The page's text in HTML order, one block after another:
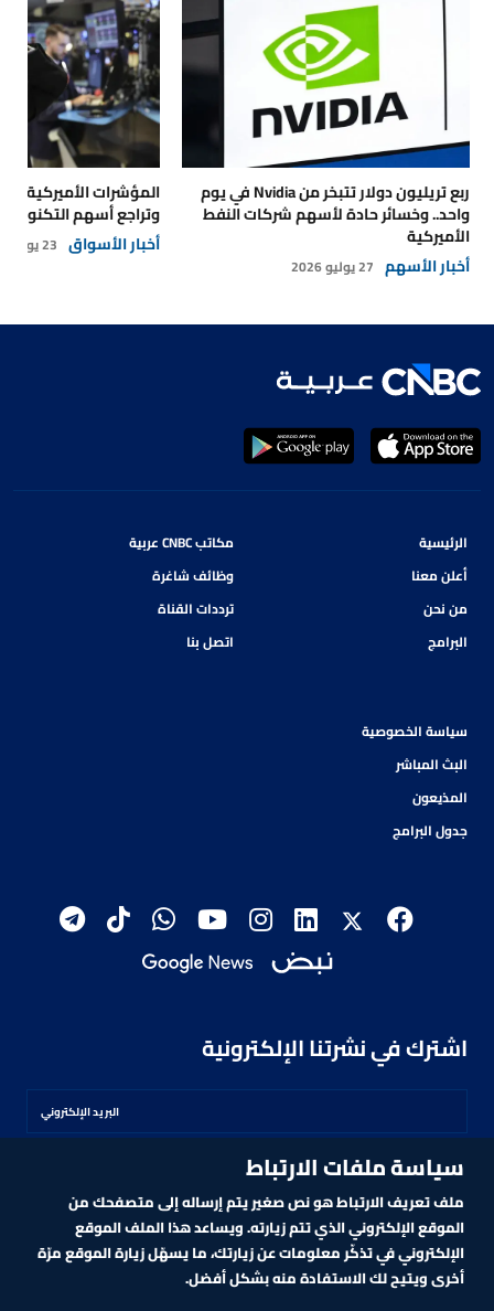
ربع تريليون دولار تتبخر من Nvidia في يوم
واحد.. وخسائر حادة لأسهم شركات النفط
الأميركية
أخبار الأسهم 27 يوليو 2026
المؤشرات الأميركية
وتراجع أسهم
أخبار الأسواق 23 يوليو 2026
الرئيسية
أعلن معنا
من نحن
البرامج
مكاتب CNBC عربية
وظائف شاغرة
ترددات القناة
اتصل بنا
سياسة الخصوصية
البث المباشر
المذيعون
جدول البرامج
اشترك في نشرتنا الإلكترونية
اشترك
سياسة ملفات الارتباط
ملف تعريف الارتباط هو نص صغير يتم إرساله إلى متصفحك من
الموقع الإلكتروني الذي تتم زيارته. ويساعد هذا الملف الموقع
الإلكتروني في تذكّر معلومات عن زيارتك، ما يسهّل زيارة الموقع مرّة
أخرى ويتيح لك الاستفادة منه بشكل أفضل.